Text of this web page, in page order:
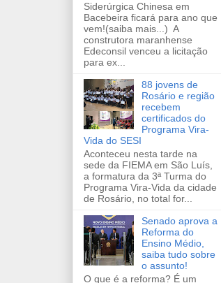
Siderúrgica Chinesa em
Bacebeira ficará para ano que
vem!(saiba mais...) A
construtora maranhense
Edeconsil venceu a licitação
para ex...
88 jovens de
Rosário e região
recebem
certificados do
Programa Vira-
Vida do SESI
Aconteceu nesta tarde na
sede da FIEMA em São Luís,
a formatura da 3ª Turma do
Programa Vira-Vida da cidade
de Rosário, no total for...
Senado aprova a
Reforma do
Ensino Médio,
saiba tudo sobre
o assunto!
O que é a reforma? É um